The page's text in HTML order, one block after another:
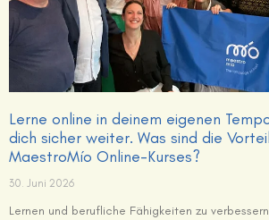
Lerne online in deinem eigenen
dich sicher weiter. Was sind die
MaestroMío Online-Kurses?
30. Juni 2026
Lernen und berufliche Fähigkeiten zu